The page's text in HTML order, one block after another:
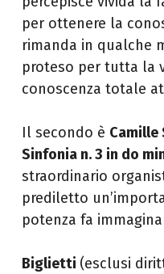
per ottenere la
rimanda in qualche
proteso per tutta la
conoscenza totale
Il secondo è Camille
Sinfonia n. 3 in do
straordinario
prediletto
potenza fa
Biglietti (esclusi